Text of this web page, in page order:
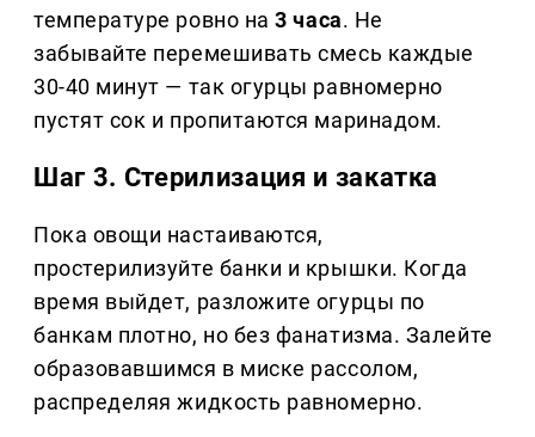
температуре ровно на3 часа. Не
забывайте перемешивать смесь каждые
30-40 минут — так огурцы равномерно
пустят сок и пропитаются маринадом.
Шаг 3. Стерилизация и закатка
Пока овощи настаиваются,
простерилизуйте банки и крышки. Когда
время выйдет, разложите огурцы по
банкам плотно, но без фанатизма. Залейте
образовавшимся в миске рассолом,
распределяя жидкость равномерно.